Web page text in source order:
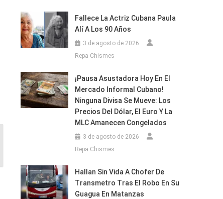
Fallece La Actriz Cubana Paula
Alí A Los 90 Años
3 de agosto de 2026
Repa Chismes
¡Pausa Asustadora Hoy En El
Mercado Informal Cubano!
Ninguna Divisa Se Mueve: Los
Precios Del Dólar, El Euro Y La
MLC Amanecen Congelados
3 de agosto de 2026
Repa Chismes
Hallan Sin Vida A Chofer De
Transmetro Tras El Robo En Su
Guagua En Matanzas